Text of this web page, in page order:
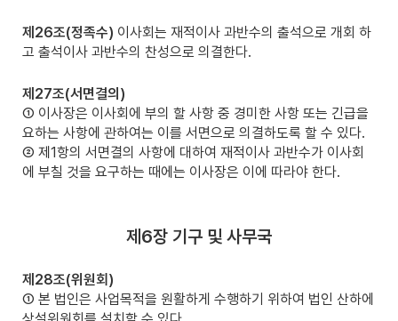
제26조(정족수) 이사회는 재적이사 과반수의 출석으로 개회 하
고 출석이사 과반수의 찬성으로 의결한다.
제27조(서면결의)
① 이사장은 이사회에 부의 할 사항 중 경미한 사항 또는 긴급을
요하는 사항에 관하여는 이를 서면으로 의결하도록 할 수 있다.
② 제1항의 서면결의 사항에 대하여 재적이사 과반수가 이사회
에 부칠 것을 요구하는 때에는 이사장은 이에 따라야 한다.
제6장 기구 및 사무국
제28조(위원회)
① 본 법인은 사업목적을 원활하게 수행하기 위하여 법인 산하에